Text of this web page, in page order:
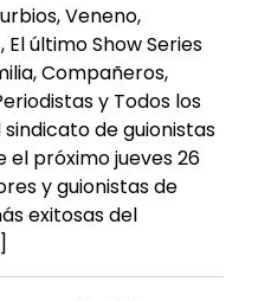
Veneno,
El último Show Series
Compañeros,
y Todos los
sindicato de guionistas
el próximo jueves 26
y guionistas de
exitosas del